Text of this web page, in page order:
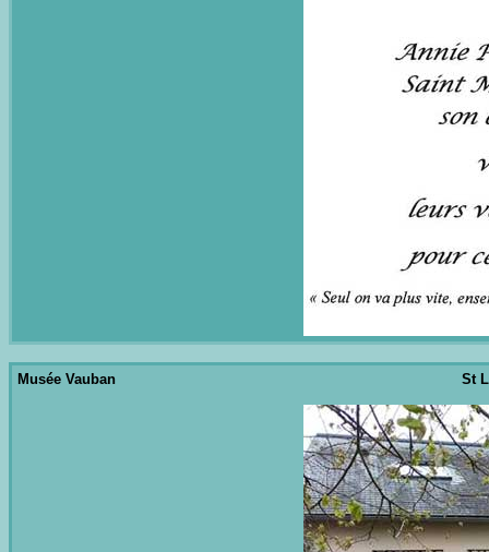
Musée Vauban St